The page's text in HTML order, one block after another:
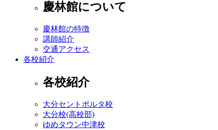
慶林館について
慶林館の特徴
講師紹介
交通アクセス
各校紹介
各校紹介
大分セントポルタ校
大分校(高校部)
ゆめタウン中津校